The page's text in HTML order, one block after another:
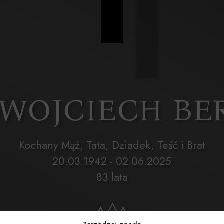
Kochany Mąż, Tata, Dziadek, Teść i Brat
20.03.1942 - 02.06.2025
83 lata